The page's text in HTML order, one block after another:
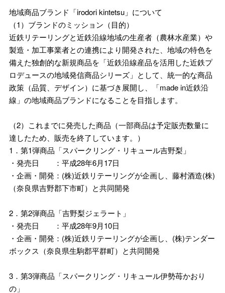
地域商品ブランド「irodori kintetsu」について
（1）ブランドのミッション（目的）
近鉄リテーリングと近鉄沿線地域の生産者（農林水産業）や
製造・加工事業者との連携により開発された、地域の特色を
備えた独創的な新規商品を「近鉄沿線産品を活用した近鉄プ
ロデュースの地域発信商品シリーズ」として、統一的な商品
政策（品質、デザイン）に基づき展開し、「made in近鉄沿
線」の地域商品ブランドになることを目指します。
（2）これまでに発売した商品（一部商品は予定販売数量に
達したため、販売を終了しています。）
1．第1弾商品「スパークリング・リキュール吉野梨」
・発売日 ：平成28年6月17日
・企画・開発：(株)近鉄リテーリングが企画し、藤村酒造(株)
（奈良県吉野郡下市町）と共同開発
2．第2弾商品「吉野梨ジェラート」
・発売日 ：平成28年9月10日
・企画・開発：(株)近鉄リテーリングが企画し、(株)テンダー
ボックス（奈良県生駒郡平群町）と共同開発
3．第3弾商品「スパークリング・リキュール伊勢苺かおり
の」